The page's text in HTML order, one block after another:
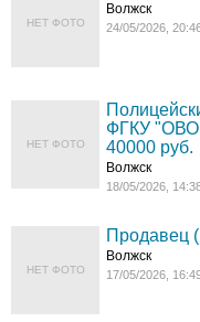
НЕТ ФОТО
Волжск
24/05/2026,
НЕТ ФОТО
ФГКУ "ОВО
40000 руб.
Волжск
18/05/2026,
НЕТ ФОТО
Продавец
Волжск
17/05/2026,